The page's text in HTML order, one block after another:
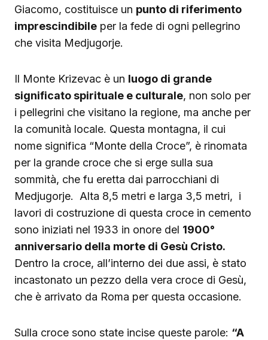
Giacomo, costituisce un punto di riferimento
imprescindibile per la fede di ogni pellegrino
che visita Medjugorje.
Il Monte Krizevac è un luogo di grande
significato spirituale e culturale, non solo per
i pellegrini che visitano la regione, ma anche per
la comunità locale. Questa montagna, il cui
nome significa “Monte della Croce”, è rinomata
per la grande croce che si erge sulla sua
sommità, che fu eretta dai parrocchiani di
Medjugorje. Alta 8,5 metri e larga 3,5 metri, i
lavori di costruzione di questa croce in cemento
sono iniziati nel 1933 in onore del 1900°
anniversario della morte di Gesù Cristo.
Dentro la croce, all’interno dei due assi, è stato
incastonato un pezzo della vera croce di Gesù,
che è arrivato da Roma per questa occasione.
Sulla croce sono state incise queste parole: “A